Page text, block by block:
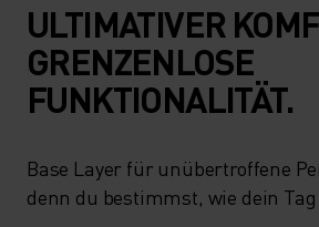
ULTIMATIVER
GRENZENLOSE
FUNKTIONALITÄT.
Base Layer für unübertroffene
denn du bestimmst, wie dein Tag